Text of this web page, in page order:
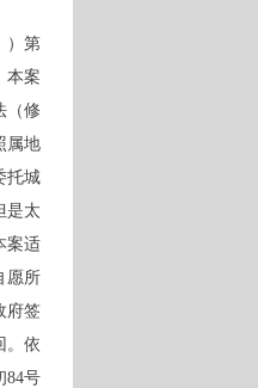
）第
本案
（修
属地
托城
是太
案适
愿所
府签
。依
84号